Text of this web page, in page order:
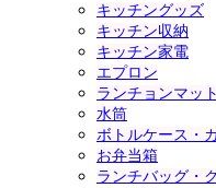
キッチングッズ
キッチン収納
キッチン家電
エプロン
ランチョンマッ
水筒
ボトルケース・
お弁当箱
ランチバッグ・